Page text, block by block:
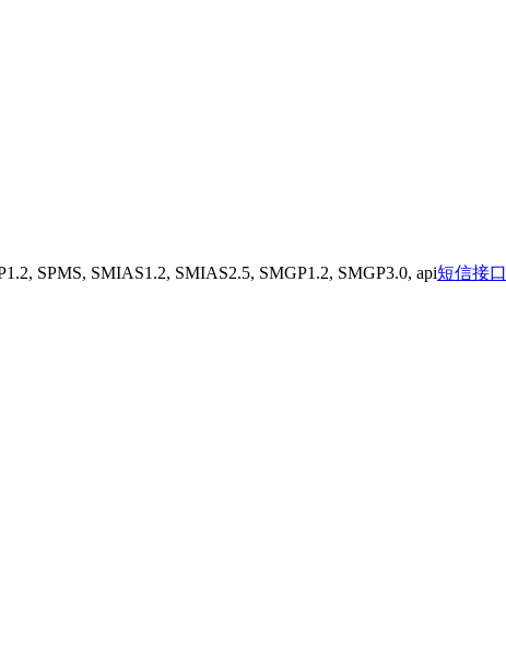
SPMS, SMIAS1.2, SMIAS2.5, SMGP1.2, SMGP3.0, api短信接口